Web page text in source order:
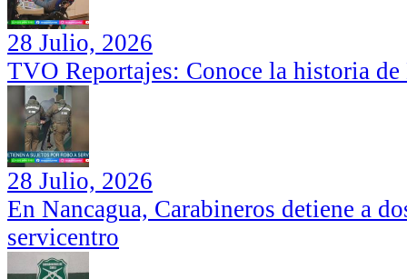
28 Julio, 2026
TVO Reportajes: Conoce la historia
28 Julio, 2026
En Nancagua, Carabineros detiene a
servicentro